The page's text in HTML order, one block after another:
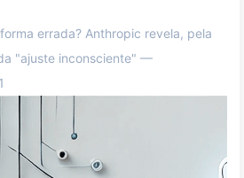
errada? Anthropic revela, pela
"ajuste inconsciente" —